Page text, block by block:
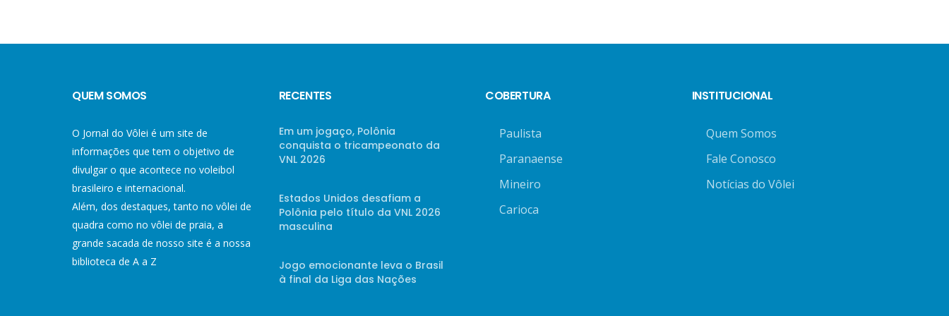
QUEM SOMOS
O Jornal do Vôlei é um site de
informações que tem o objetivo de
divulgar o que acontece no voleibol
brasileiro e internacional.
Além, dos destaques, tanto no vôlei de
quadra como no vôlei de praia, a
grande sacada de nosso site é a nossa
biblioteca de A a Z
RECENTES
Em um jogaço, Polônia
conquista o tricampeonato da
VNL 2026
Estados Unidos desafiam a
Polônia pelo título da VNL 2026
masculina
Jogo emocionante leva o Brasil
à final da Liga das Nações
COBERTURA
Paulista
Paranaense
Mineiro
Carioca
INSTITUCIONAL
Quem Somos
Fale Conosco
Notícias do Vôlei